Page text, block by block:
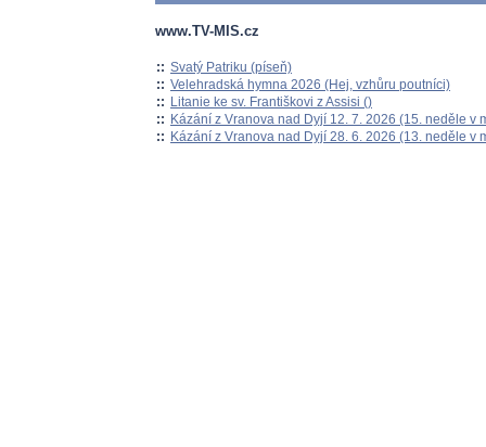
www.TV-MIS.cz
:: Svatý Patriku (píseň)
:: Velehradská hymna 2026 (Hej, vzhůru poutníci)
:: Litanie ke sv. Františkovi z Assisi ()
:: Kázání z Vranova nad Dyjí 12. 7. 2026 (15. neděle v
:: Kázání z Vranova nad Dyjí 28. 6. 2026 (13. neděle v